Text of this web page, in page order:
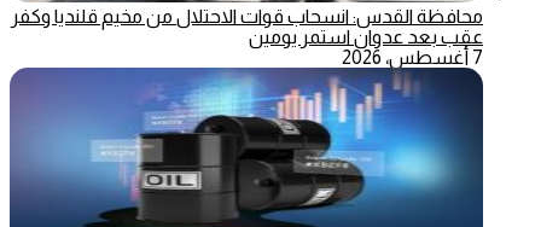
محافظة القدس: انسحاب قوات الاحتلال من مخيم قلنديا وكفر
عقب بعد عدوان استمر يومين
7 أغسطس، 2026